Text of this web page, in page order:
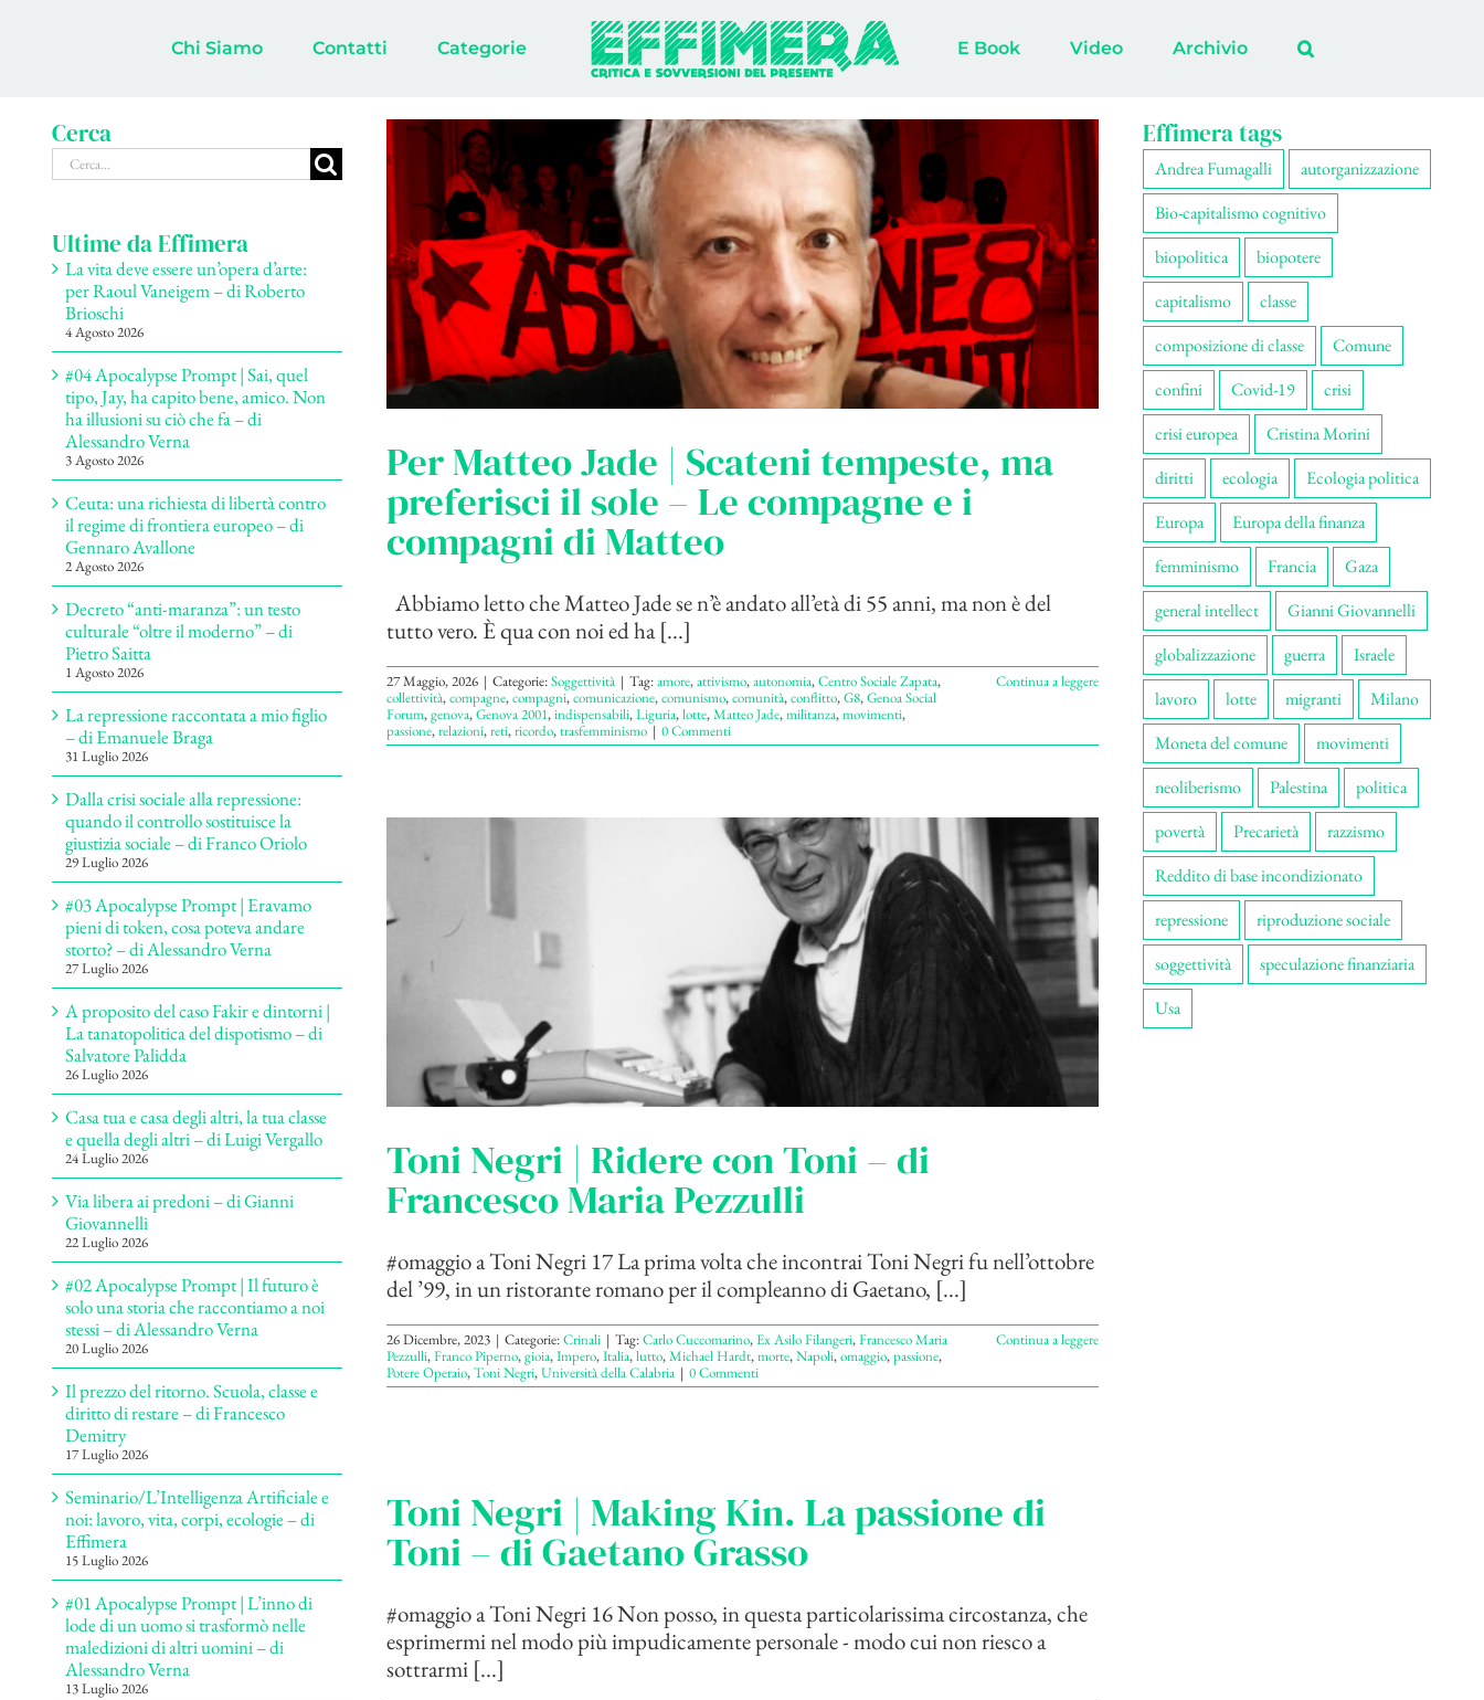
Chi Siamo Contatti Categorie E Book Video Archivio
Per Matteo Jade | Scateni tempeste, ma
preferisci il sole – Le compagne e i
compagni di Matteo
Abbiamo letto che Matteo Jade se n’è andato all’età di 55 anni, ma non è del
tutto vero. È qua con noi ed ha [...]
27 Maggio, 2026 | Categorie:Soggettività | Tag:amore,attivismo,autonomia,Centro Sociale Zapata,
collettività,compagne,compagni,comunicazione,comunismo,comunità,conflitto,G8,Genoa Social
Forum,genova,Genova 2001,indispensabili,Liguria,lotte,Matteo Jade,militanza,movimenti,
passione,relazioni,reti,ricordo,trasfemminismo | 0 Commenti
Continua a leggere
Toni Negri | Ridere con Toni – di
Francesco Maria Pezzulli
#omaggio a Toni Negri 17 La prima volta che incontrai Toni Negri fu nell’ottobre
del ’99, in un ristorante romano per il compleanno di Gaetano, [...]
26 Dicembre, 2023 | Categorie:Crinali | Tag:Carlo Cuccomarino,Ex Asilo Filangeri,Francesco Maria
Pezzulli,Franco Piperno,gioia,Impero,Italia,lutto,Michael Hardt,morte,Napoli,omaggio,passione,
Potere Operaio,Toni Negri,Università della Calabria | 0 Commenti
Continua a leggere
Toni Negri | Making Kin. La passione di
Toni – di Gaetano Grasso
#omaggio a Toni Negri 16 Non posso, in questa particolarissima circostanza, che
esprimermi nel modo più impudicamente personale - modo cui non riesco a
sottrarmi [...]
Cerca
Cerca
per:
Ultime da Effimera
La vita deve essere un’opera d’arte:
per Raoul Vaneigem – di Roberto
Brioschi
4 Agosto 2026
#04 Apocalypse Prompt | Sai, quel
tipo, Jay, ha capito bene, amico. Non
ha illusioni su ciò che fa – di
Alessandro Verna
3 Agosto 2026
Ceuta: una richiesta di libertà contro
il regime di frontiera europeo – di
Gennaro Avallone
2 Agosto 2026
Decreto “anti-maranza”: un testo
culturale “oltre il moderno” – di
Pietro Saitta
1 Agosto 2026
La repressione raccontata a mio figlio
– di Emanuele Braga
31 Luglio 2026
Dalla crisi sociale alla repressione:
quando il controllo sostituisce la
giustizia sociale – di Franco Oriolo
29 Luglio 2026
#03 Apocalypse Prompt | Eravamo
pieni di token, cosa poteva andare
storto? – di Alessandro Verna
27 Luglio 2026
A proposito del caso Fakir e dintorni |
La tanatopolitica del dispotismo – di
Salvatore Palidda
26 Luglio 2026
Casa tua e casa degli altri, la tua classe
e quella degli altri – di Luigi Vergallo
24 Luglio 2026
Via libera ai predoni – di Gianni
Giovannelli
22 Luglio 2026
#02 Apocalypse Prompt | Il futuro è
solo una storia che raccontiamo a noi
stessi – di Alessandro Verna
20 Luglio 2026
Il prezzo del ritorno. Scuola, classe e
diritto di restare – di Francesco
Demitry
17 Luglio 2026
Seminario/L’Intelligenza Artificiale e
noi: lavoro, vita, corpi, ecologie – di
Effimera
15 Luglio 2026
#01 Apocalypse Prompt | L’inno di
lode di un uomo si trasformò nelle
maledizioni di altri uomini – di
Alessandro Verna
13 Luglio 2026
Effimera tags
Andrea Fumagalli
autorganizzazione
Bio-capitalismo cognitivo
biopolitica
biopotere
capitalismo
classe
composizione di classe
Comune
confini
Covid-19
crisi
crisi europea
Cristina Morini
diritti
ecologia
Ecologia politica
Europa
Europa della finanza
femminismo
Francia
Gaza
general intellect
Gianni Giovannelli
globalizzazione
guerra
Israele
lavoro
lotte migranti
Milano
Moneta del comune
movimenti
neoliberismo
Palestina
politica
povertà
Precarietà
razzismo
Reddito di base incondizionato
repressione
riproduzione sociale
soggettività
speculazione finanziaria
Usa